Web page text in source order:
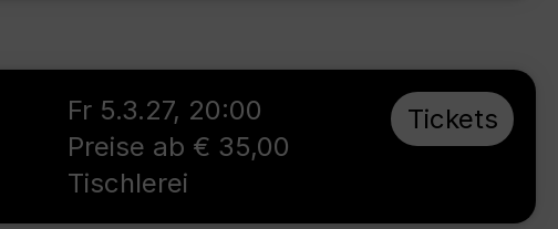
Fr 5.3.27, 20:00
Preise ab € 35,00
Tischlerei
Tickets